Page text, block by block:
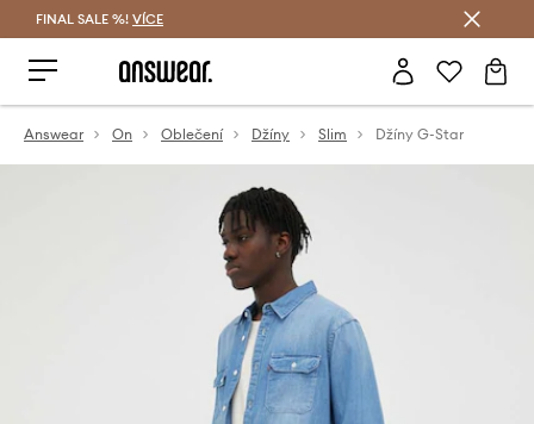
FINAL SALE %! VÍCE
Answear On Oblečení Džíny Slim Džíny G-Star